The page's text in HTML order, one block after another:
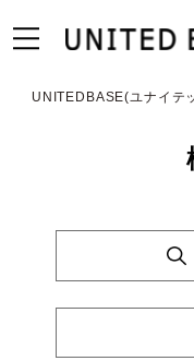
UNITEDBASE(ユナイテ